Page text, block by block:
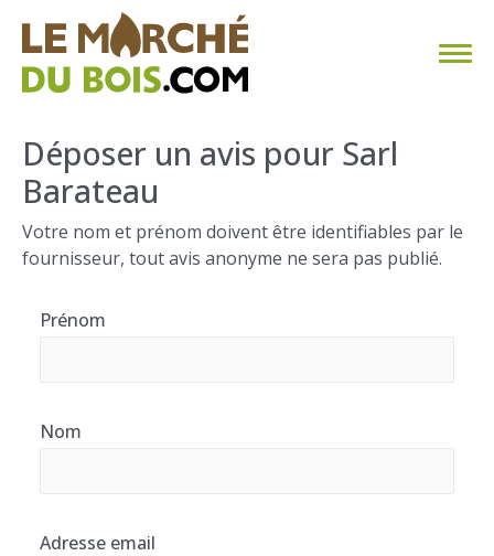
CHAUFFAGE AU BOIS
FAQ
CALCULER SA CONSOMMATION
Déposer un avis pour Sarl
Barateau
Votre nom et prénom doivent être identifiables par le
fournisseur, tout avis anonyme ne sera pas publié.
Prénom
Nom
Adresse email